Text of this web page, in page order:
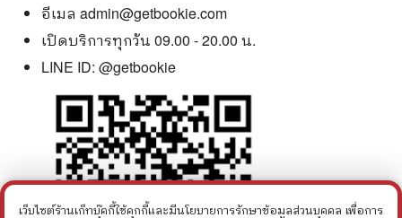
อีเมล admin@getbookie.com
เปิดบริการทุกวัน 09.00 - 20.00 น.
LINE ID: @getbookie
เว็บไซต์ร้านเก็ทบุ๊คกี้ใช้คุกกี้และมีนโยบายการรักษาข้อมูลส่วนบุคคล เพื่อการ